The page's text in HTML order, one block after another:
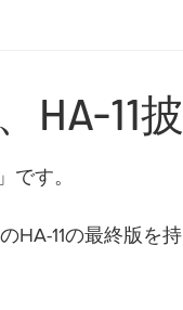
HA-11
です。
HA-11の最終版を